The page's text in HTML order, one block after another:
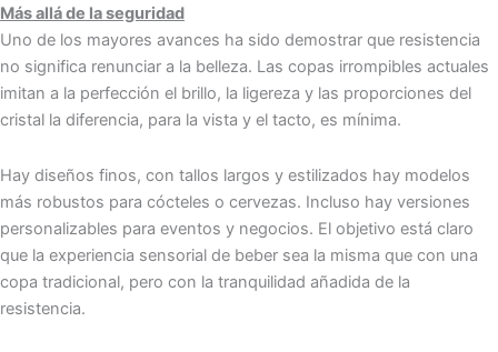
Más allá de la seguridad
Uno de los mayores avances ha sido demostrar que resistencia
no significa renunciar a la belleza. Las copas irrompibles actuales
imitan a la perfección el brillo, la ligereza y las proporciones del
cristal la diferencia, para la vista y el tacto, es mínima.
Hay diseños finos, con tallos largos y estilizados hay modelos
más robustos para cócteles o cervezas. Incluso hay versiones
personalizables para eventos y negocios. El objetivo está claro
que la experiencia sensorial de beber sea la misma que con una
copa tradicional, pero con la tranquilidad añadida de la
resistencia.